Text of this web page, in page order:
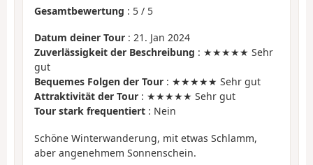
Gesamtbewertung : 5 / 5
Datum deiner Tour : 21. Jan 2024
Zuverlässigkeit der Beschreibung : ★★★★★ Sehr
gut
Bequemes Folgen der Tour : ★★★★★ Sehr gut
Attraktivität der Tour : ★★★★★ Sehr gut
Tour stark frequentiert : Nein
Schöne Winterwanderung, mit etwas Schlamm,
aber angenehmem Sonnenschein.